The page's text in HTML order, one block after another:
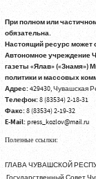
При полном или
обязательна.
Настоящий ресурс может
Автономное учреждение
газеты «Ялав» («Знамя»)
политики и массовых
Адрес:429430, Чувашская
Телефон:8 (83534) 2-18-31
Факс:8 (83534) 2-19-32
E-Mail:press_kozlov@mail.ru
Полезные ссылки:
ГЛАВА ЧУВАШСКОЙ
Государственный Совет